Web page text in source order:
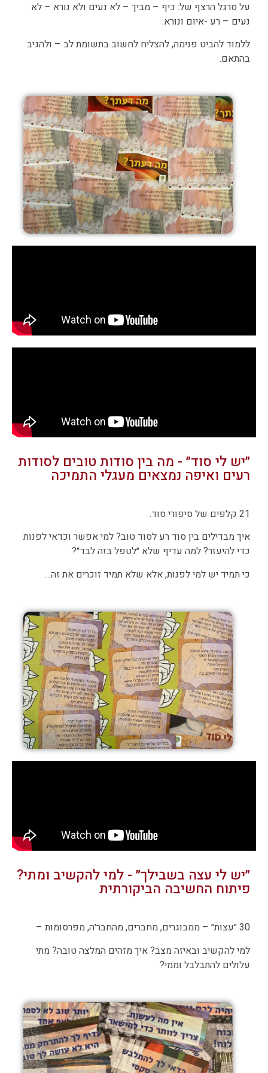
על סרגל הרצף של: כיף – מביך – לא נעים ולא נורא – לא
נעים – רע -איום ונורא.
ללמוד להביט פנימה, להצליח לחשוב בתשומת לב – ולהגיב
בהתאם.
״יש לי סוד״ - מה בין סודות טובים לסודות
רעים ואיפה נמצאים מעגלי התמיכה
21 קלפים של סיפורי סוד.
איך מבדילים בין סוד רע לסוד טוב? למי אפשר וכדאי לפנות
כדי להיעזר? למה עדיף שלא ״לטפל בזה לבד״?
כי תמיד יש למי לפנות, אלא שלא תמיד זוכרים את זה…
״יש לי עצה בשבילך״ - למי להקשיב ומתי?
פיתוח החשיבה הביקורתית
30 ״עצות״ – ממבוגרים, מחברים, מהחבר׳ה, מפרסומות –
למי להקשיב ובאיזה מצב? איך מזהים המלצה טובה? מתי
עלולים להתבלבל וממי?